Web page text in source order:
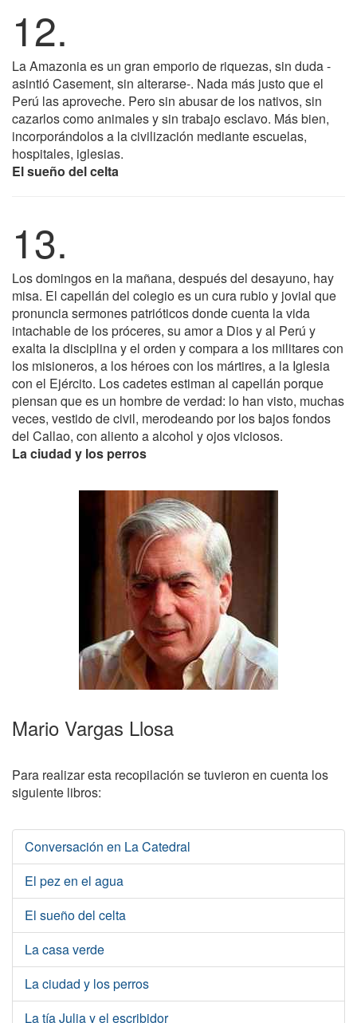
12.
La Amazonia es un gran emporio de riquezas, sin duda -
asintió Casement, sin alterarse-. Nada más justo que el
Perú las aproveche. Pero sin abusar de los nativos, sin
cazarlos como animales y sin trabajo esclavo. Más bien,
incorporándolos a la civilización mediante escuelas,
hospitales, iglesias.
El sueño del celta
13.
Los domingos en la mañana, después del desayuno, hay
misa. El capellán del colegio es un cura rubio y jovial que
pronuncia sermones patrióticos donde cuenta la vida
intachable de los próceres, su amor a Dios y al Perú y
exalta la disciplina y el orden y compara a los militares con
los misioneros, a los héroes con los mártires, a la Iglesia
con el Ejército. Los cadetes estiman al capellán porque
piensan que es un hombre de verdad: lo han visto, muchas
veces, vestido de civil, merodeando por los bajos fondos
del Callao, con aliento a alcohol y ojos viciosos.
La ciudad y los perros
Mario Vargas Llosa
Para realizar esta recopilación se tuvieron en cuenta los
siguiente libros:
Conversación en La Catedral
El pez en el agua
El sueño del celta
La casa verde
La ciudad y los perros
La tía Julia y el escribidor